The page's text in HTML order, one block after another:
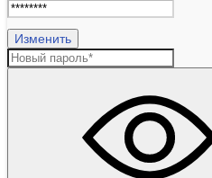
Изменить